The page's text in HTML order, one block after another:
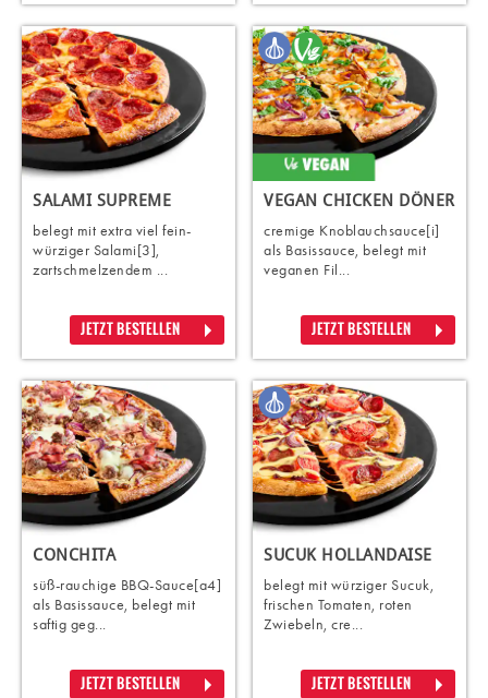
SALAMI SUPREME
belegt mit extra viel fein-
würziger Salami[3],
zartschmelzendem ...
JETZT BESTELLEN
VEGAN CHICKEN DÖNER
cremige Knoblauchsauce[i]
als Basissauce, belegt mit
veganen Fil...
JETZT BESTELLEN
CONCHITA
süß-rauchige BBQ-Sauce[a4]
als Basissauce, belegt mit
saftig geg...
JETZT BESTELLEN
SUCUK HOLLANDAISE
belegt mit würziger Sucuk,
frischen Tomaten, roten
Zwiebeln, cre...
JETZT BESTELLEN